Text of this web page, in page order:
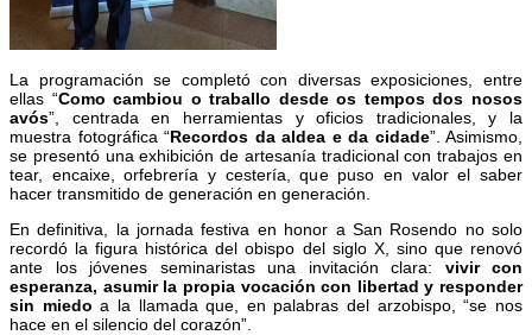
La programación se completó con diversas exposiciones, entre
ellas “Como cambiou o traballo desde os tempos dos nosos
avós”, centrada en herramientas y oficios tradicionales, y la
muestra fotográfica “Recordos da aldea e da cidade”. Asimismo,
se presentó una exhibición de artesanía tradicional con trabajos en
tear, encaixe, orfebrería y cestería, que puso en valor el saber
hacer transmitido de generación en generación.
En definitiva, la jornada festiva en honor a San Rosendo no solo
recordó la figura histórica del obispo del siglo X, sino que renovó
ante los jóvenes seminaristas una invitación clara: vivir con
esperanza, asumir la propia vocación con libertad y responder
sin miedo a la llamada que, en palabras del arzobispo, “se nos
hace en el silencio del corazón”.